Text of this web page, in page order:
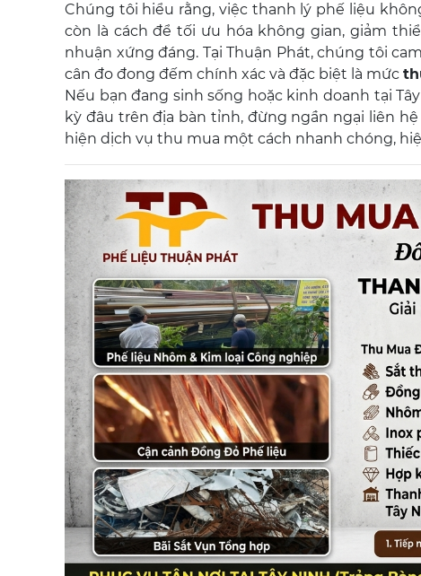
Chúng tôi hiểu rằng, việc thanh lý phế liệu
còn là cách để tối ưu hóa không gian, giảm
nhuận xứng đáng. Tại Thuận Phát, chúng tôi
cân đo đong đếm chính xác và đặc biệt là mức
Nếu bạn đang sinh sống hoặc kinh doanh tại
kỳ đâu trên địa bàn tỉnh, đừng ngần ngại liên
hiện dịch vụ thu mua một cách nhanh chóng,